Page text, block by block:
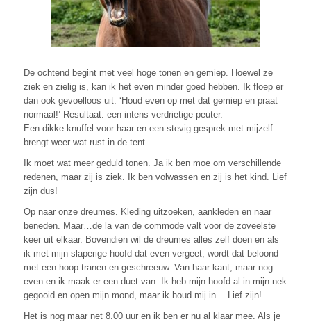
De ochtend begint met veel hoge tonen en gemiep. Hoewel ze
ziek en zielig is, kan ik het even minder goed hebben. Ik floep er
dan ook gevoelloos uit: ‘Houd even op met dat gemiep en praat
normaal!’ Resultaat: een intens verdrietige peuter.
Een dikke knuffel voor haar en een stevig gesprek met mijzelf
brengt weer wat rust in de tent.
Ik moet wat meer geduld tonen. Ja ik ben moe om verschillende
redenen, maar zij is ziek. Ik ben volwassen en zij is het kind. Lief
zijn dus!
Op naar onze dreumes. Kleding uitzoeken, aankleden en naar
beneden. Maar…de la van de commode valt voor de zoveelste
keer uit elkaar. Bovendien wil de dreumes alles zelf doen en als
ik met mijn slaperige hoofd dat even vergeet, wordt dat beloond
met een hoop tranen en geschreeuw. Van haar kant, maar nog
even en ik maak er een duet van. Ik heb mijn hoofd al in mijn nek
gegooid en open mijn mond, maar ik houd mij in… Lief zijn!
Het is nog maar net 8.00 uur en ik ben er nu al klaar mee. Als je